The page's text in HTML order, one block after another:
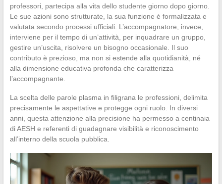
professori, partecipa alla vita dello studente giorno dopo giorno.
Le sue azioni sono strutturate, la sua funzione è formalizzata e
valutata secondo processi ufficiali. L’accompagnatore, invece,
interviene per il tempo di un’attività, per inquadrare un gruppo,
gestire un’uscita, risolvere un bisogno occasionale. Il suo
contributo è prezioso, ma non si estende alla quotidianità, né
alla dimensione educativa profonda che caratterizza
l’accompagnante.
La scelta delle parole plasma in filigrana le professioni, delimita
precisamente le aspettative e protegge ogni ruolo. In diversi
anni, questa attenzione alla precisione ha permesso a centinaia
di AESH e referenti di guadagnare visibilità e riconoscimento
all’interno della scuola pubblica.